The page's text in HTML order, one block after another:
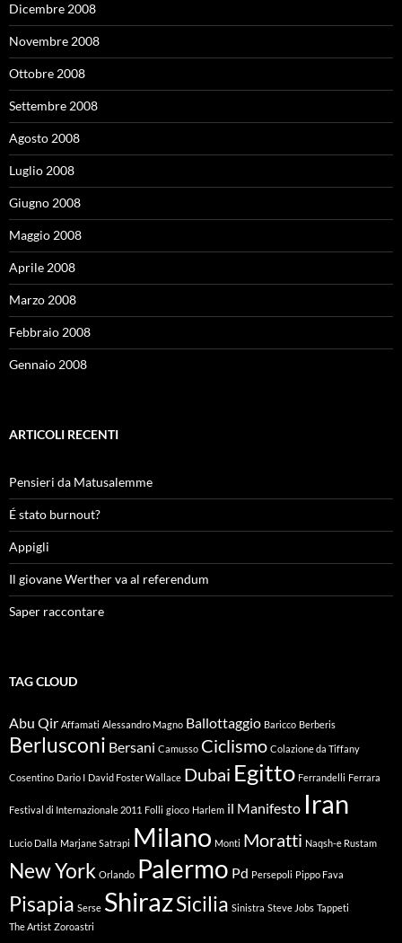
Dicembre 2008
Novembre 2008
Ottobre 2008
Settembre 2008
Agosto 2008
Luglio 2008
Giugno 2008
Maggio 2008
Aprile 2008
Marzo 2008
Febbraio 2008
Gennaio 2008
ARTICOLI RECENTI
Pensieri da Matusalemme
É stato burnout?
Appigli
Il giovane Werther va al referendum
Saper raccontare
TAG CLOUD
Abu Qir Affamati Alessandro Magno Ballottaggio Baricco Berberis
Berlusconi Bersani Camusso Ciclismo Colazione da Tiffany
Cosentino Dario I David Foster Wallace Dubai Egitto Ferrandelli Ferrara
Festival di Internazionale 2011 Folli gioco Harlem il Manifesto Iran
Lucio Dalla Marjane Satrapi Milano Monti Moratti Naqsh-e Rustam
New York Orlando Palermo Pd Persepoli Pippo Fava
Pisapia Serse ShirazSicilia Sinistra Steve Jobs Tappeti
The Artist Zoroastri